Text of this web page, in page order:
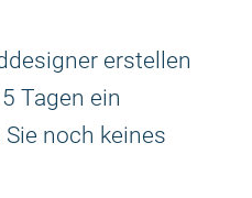
erstellen
Tagen ein
noch keines